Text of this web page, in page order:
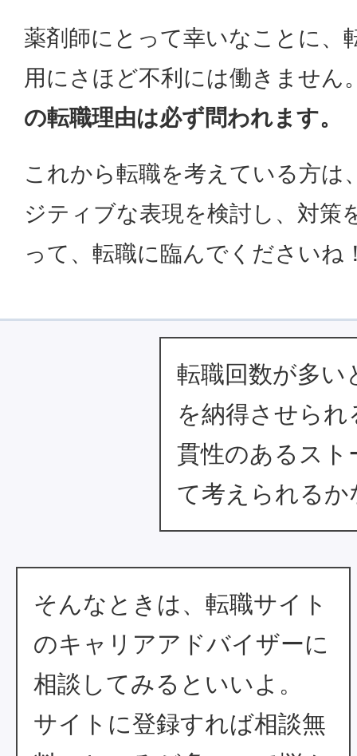
薬剤師にとって幸いなことに、
用にさほど不利には働きません
の転職理由は必ず問われます。
これから転職を考えている方は
ジティブな表現を検討し、対策
って、転職に臨んでくださいね
転職回数が多い
を納得させられ
貫性のあるスト
て考えられるか
そんなときは、転職サイト
のキャリアアドバイザーに
相談してみるといいよ。
サイトに登録すれば相談無